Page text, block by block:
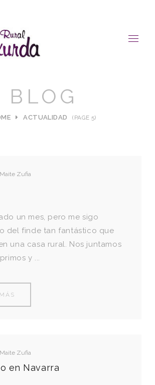
BLOG
ACTUALIDAD (PAGE 5)
Maite Zufia
un mes, pero me sigo
del finde tan fantástico que
una casa rural. Nos juntamos
y ...
Maite Zufia
en Navarra